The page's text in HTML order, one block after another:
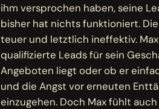
ihm versprochen haben, seine
bisher hat nichts funktioniert.
teuer und letztlich ineffektiv.
qualifizierte Leads für sein
Angeboten liegt oder ob er
und die Angst vor erneuten
einzugehen. Doch Max fühlt